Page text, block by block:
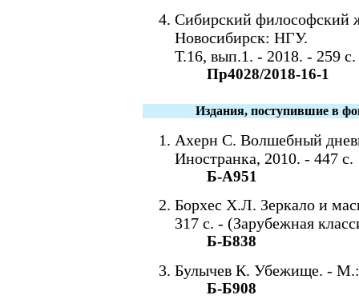
Сибирский философский
Новосибирск: НГУ.
Т.16, вып.1. - 2018. - 259 с.
Пр4028/2018-16-1
Издания, поступившие в
Ахерн С. Волшебный
Иностранка, 2010. - 447 с.
Б-А951
Борхес Х.Л. Зеркало и
317 с. - (Зарубежная
Б-Б838
Булычев К. Убежище. - М.:
Б-Б908